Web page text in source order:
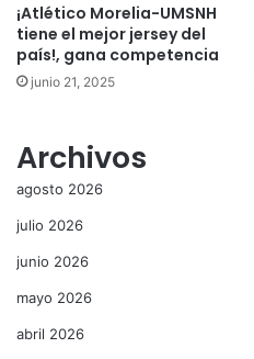
¡Atlético Morelia-UMSNH
tiene el mejor jersey del
país!, gana competencia
junio 21, 2025
Archivos
agosto 2026
julio 2026
junio 2026
mayo 2026
abril 2026